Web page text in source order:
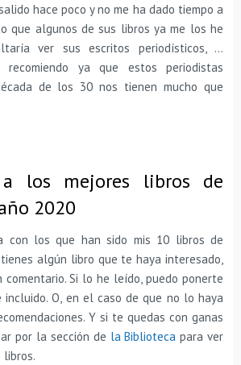
hace poco y no me ha dado tiempo a
que algunos de sus libros ya me los he
ver sus escritos periodísticos, …
ya que estos periodistas
de los 30 nos tienen mucho que
a los mejores libros de
2020
con los que han sido mis 10 libros de
algún libro que te haya interesado,
comentario. Si lo he leído, puedo ponerte
O, en el caso de que no lo haya
Y si te quedas con ganas
por la sección de la Biblioteca para ver
libros.